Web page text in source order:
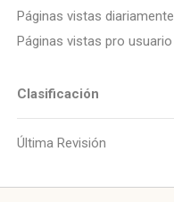
Páginas vistas diariamente
Páginas vistas pro usuario
Clasificación
Última Revisión